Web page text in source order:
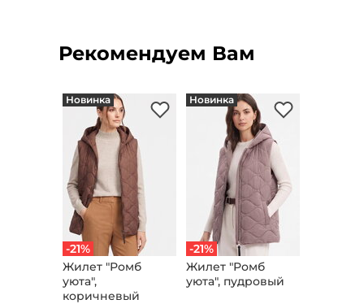
Рекомендуем Вам
-21%
Новинка
Жилет "Ромб
уюта",
коричневый
-21%
Новинка
Жилет "Ромб
уюта", пудровый